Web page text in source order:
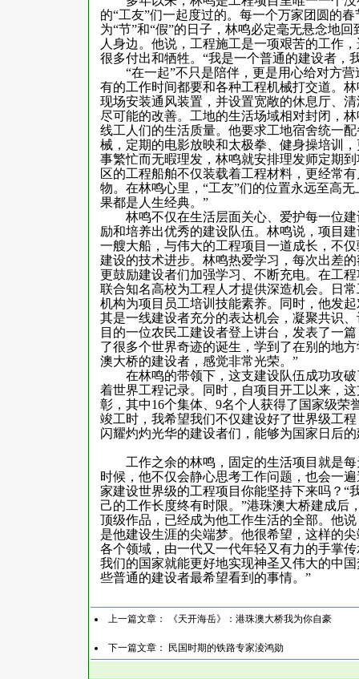
的“工友”们一起度过的。每一个万家团圆的
为“节”和“假”的日子，林鸣必定毫无悬念地
人身边。他说，工程施工是一项艰苦的工作
很多付出和牺牲。“我是一个普通的建设者，
“在一起”不只是陪伴，更是用心给对方营
有的工作时间都要和各种工程机械打交道。
现场安装通风装置，并设置宽敞的休息厅、
尽可能的改善。工地的生活场域相对封闭，
线工人们的生活质量。他要求工地宿舍统一
械，定期的电影放映和太极拳、健身操培训
事繁忙而无暇理发，林鸣就安排理发师定期
区的工程船舶不仅装载着工程材料，更经常
物。在林鸣心里，“工友”们的位置永远至高
果都是人生经典。”
林鸣不仅在生活层面关心、爱护每一位建
励和培养出优秀的建设队伍。林鸣说，项目
一艘大船，与伟大的工程项目一道成长，不
建设的技术进步。林鸣热爱学习，每次出差
更鼓励建设者们加强学习、不断充电。在工
联合知名高校为工程人才提供深造机会。日
机构为项目员工培训技能素养。同时，他发
其是一线建设者充分的表达机会，凝聚共识
目的一位农民工建设者登上讲台，发表了一
了很多个世界奇迹的诞生，学到了在别的地
澳大桥的建设者，感觉非常光荣。”
在林鸣的带领下，这支建设队伍成功攻破
着世界工程记录。同时，自项目开工以来，
彰，其中16个集体、 9名个人获得了国家级荣
竣工时，我希望我们不仅建设好了世界级工
闪耀灼灼光华的建设者们，能够为国家日后
工作之余的林鸣，固定的生活项目就是每
时候，他不仅会静心思考工作问题，也会一
家建设世界级的工程项目你能坚持下来吗？“
己的工作长度终有时限。”港珠澳大桥建成后
顶级作品，已经成为他工作生活的全部。他
是他建设生涯的尖端梦。他很希望，这样的
各个领域，由一代又一代年轻又有力的手掌
我们的国家就能更好地实现神圣又伟大的中
些普通的建设者最希望看到的事情。”
上一篇文章： 《天开海岳》：港珠澳大桥我为你自豪
下一篇文章： 民国时期的铁路专家淩鸿勋